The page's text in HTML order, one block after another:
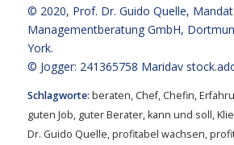
© 2020, Prof. Dr. Guido Quelle, Mandat
Managementberatung GmbH,
York.
© Jogger: 241365758 Maridav
Schlagworte: beraten, Chef, Chefin,
guten Job, guter Berater,kann und soll,
Dr. Guido Quelle,profitabel wachsen,